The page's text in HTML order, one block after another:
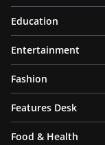
Education
Entertainment
Fashion
Features Desk
Food & Health